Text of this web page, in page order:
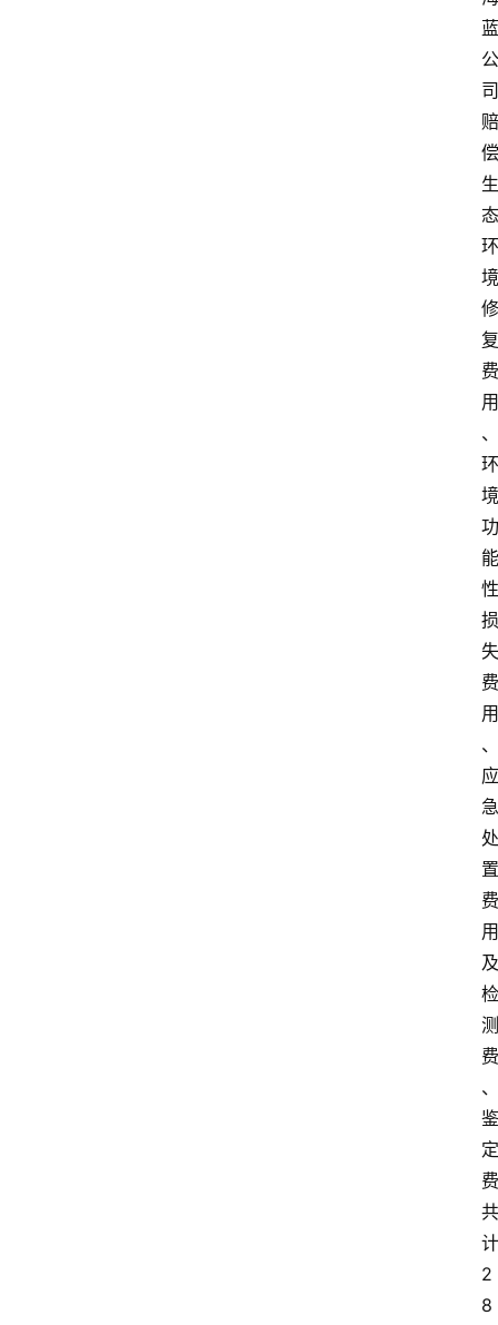
蓝
公
司
赔
偿
生
态
环
境
修
复
费
用
、
环
境
功
能
性
损
失
费
用
、
应
急
处
置
费
用
及
检
测
费
、
鉴
定
费
共
计
2
8